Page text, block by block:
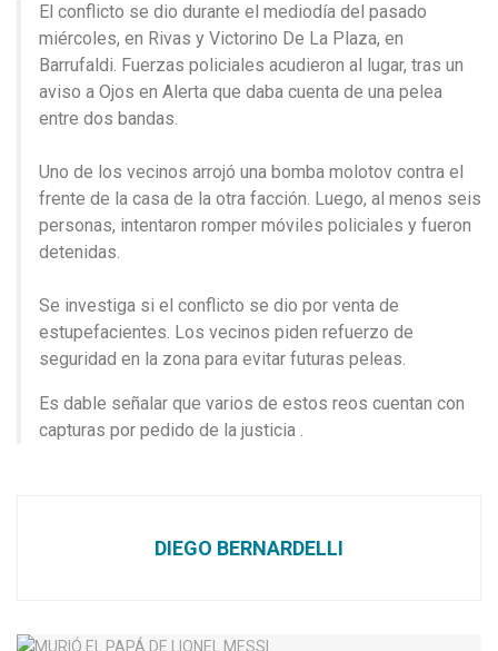
El conflicto se dio durante el mediodía del pasado
miércoles, en Rivas y Victorino De La Plaza, en
Barrufaldi. Fuerzas policiales acudieron al lugar, tras un
aviso a Ojos en Alerta que daba cuenta de una pelea
entre dos bandas.
Uno de los vecinos arrojó una bomba molotov contra el
frente de la casa de la otra facción. Luego, al menos seis
personas, intentaron romper móviles policiales y fueron
detenidas.
Se investiga si el conflicto se dio por venta de
estupefacientes. Los vecinos piden refuerzo de
seguridad en la zona para evitar futuras peleas.
Es dable señalar que varios de estos reos cuentan con
capturas por pedido de la justicia .
DIEGO BERNARDELLI